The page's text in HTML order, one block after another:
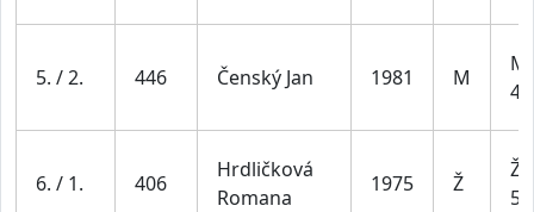
5. / 2. 446 Čenský Jan 1981 M
6. / 1. 406
Hrdličková
Romana
1975 Ž